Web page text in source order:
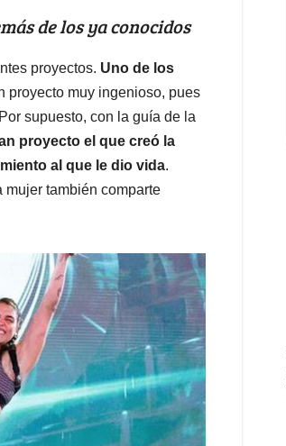
de los ya conocidos
proyectos. Uno de los
proyecto muy ingenioso, pues
supuesto, con la guía de la
proyecto el que creó la
al que le dio vida.
mujer también comparte